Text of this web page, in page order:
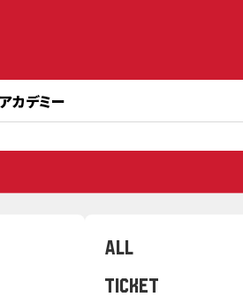
アカデミー
ALL
TICKET